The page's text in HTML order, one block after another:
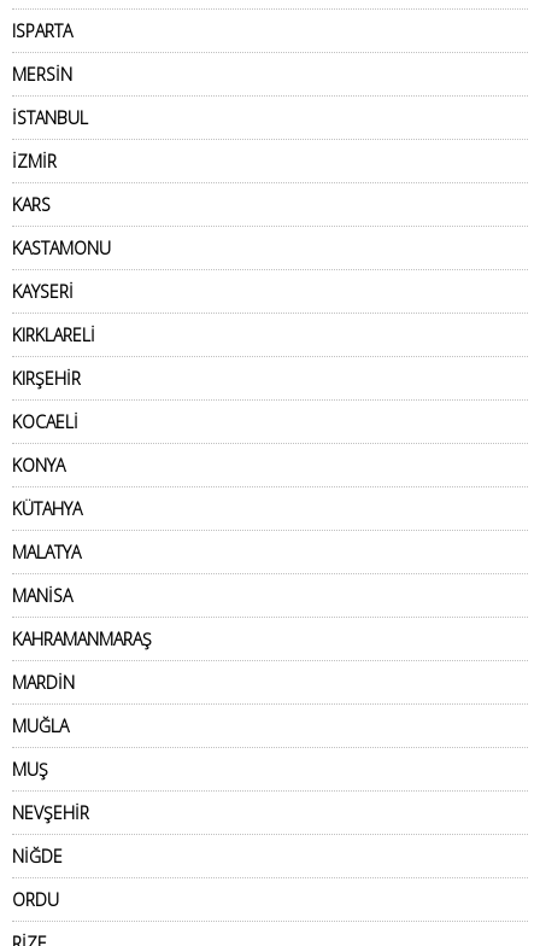
ISPARTA
MERSİN
İSTANBUL
İZMİR
KARS
KASTAMONU
KAYSERİ
KIRKLARELİ
KIRŞEHİR
KOCAELİ
KONYA
KÜTAHYA
MALATYA
MANİSA
KAHRAMANMARAŞ
MARDİN
MUĞLA
MUŞ
NEVŞEHİR
NİĞDE
ORDU